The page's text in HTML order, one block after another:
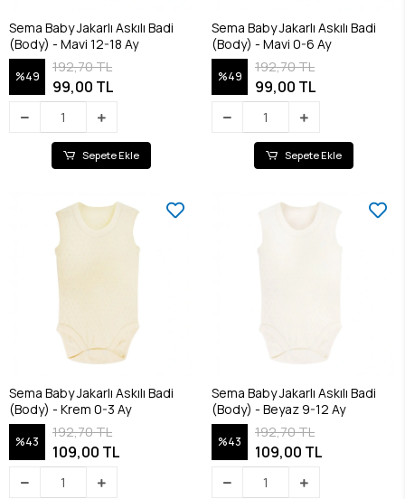
Sema Baby Jakarlı Askılı Badi
(Body) - Mavi 12-18 Ay
%49
192,70 TL
99,00 TL
Sepete Ekle
Sema Baby Jakarlı Askılı Badi
(Body) - Mavi 0-6 Ay
%49
192,70 TL
99,00 TL
Sepete Ekle
Sema Baby Jakarlı Askılı Badi
(Body) - Krem 0-3 Ay
%43
192,70 TL
109,00 TL
Sema Baby Jakarlı Askılı Badi
(Body) - Beyaz 9-12 Ay
%43
192,70 TL
109,00 TL